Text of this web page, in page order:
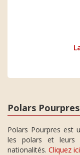
Polars Pourpres
Polars Pourpres est
les polars et leurs
nationalités. Cliquez ici